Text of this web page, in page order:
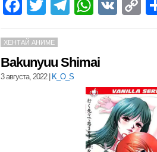
Facebook
TwitterTelegram
VK
ХЕНТАЙ АНИМЕ
Bakunyuu Shimai
3 августа, 2022| K_O_S